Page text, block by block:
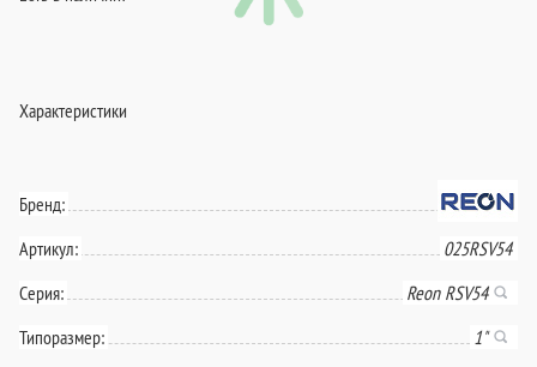
Характеристики
Бренд:
Артикул:
025RSV54
Серия:
Reon RSV54
Типоразмер:
1"